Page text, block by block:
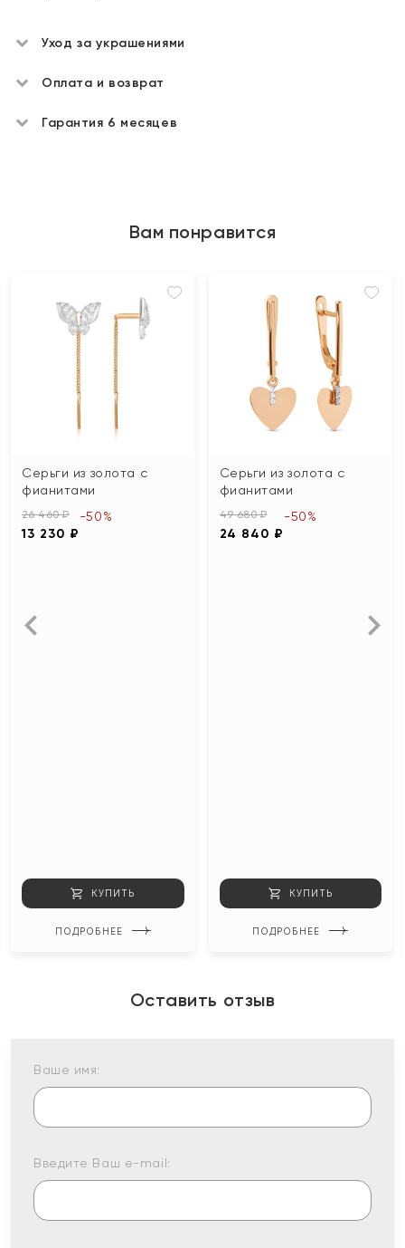
Уход за украшениями
Оплата и возврат
Гарантия 6 месяцев
Вам понравится
Серьги из золота с
фианитами
26 460 ₽
13 230 ₽
-50%
КУПИТЬ
ПОДРОБНЕЕ
Серьги из золота с
фианитами
49 680 ₽
24 840 ₽
-50%
КУПИТЬ
ПОДРОБНЕЕ
Оставить отзыв
Ваше имя:
Введите Ваш e-mail: